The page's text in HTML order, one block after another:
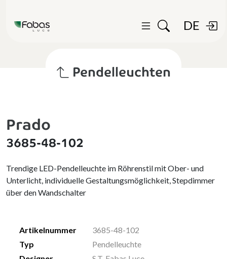
DE
Pendelleuchten
Prado
3685-48-102
Trendige LED-Pendelleuchte im Röhrenstil mit Ober- und
Unterlicht, individuelle Gestaltungsmöglichkeit, Stepdimmer
über den Wandschalter
Artikelnummer
3685-48-102
Typ
Pendelleuchte